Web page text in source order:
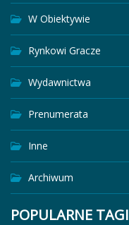
W Obiektywie
Rynkowi Gracze
Wydawnictwa
Prenumerata
Inne
Archiwum
POPULARNE TAGI